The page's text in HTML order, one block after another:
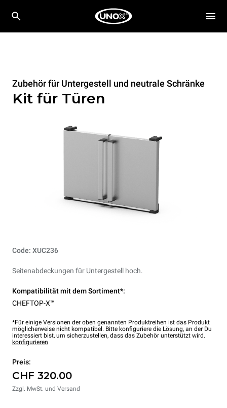
Zubehör für Untergestell und neutrale Schränke
Kit für Türen
Code: XUC236
Seitenabdeckungen für Untergestell hoch.
Kompatibilität mit dem Sortiment*:
CHEFTOP-X™
*Für einige Versionen der oben genannten Produktreihen ist das Produkt
möglicherweise nicht kompatibel. Bitte konfiguriere die Lösung, an der Du
interessiert bist, um sicherzustellen, dass das Zubehör unterstützt wird.
konfigurieren
Preis:
CHF 320.00
Zzgl. MwSt. und Versand